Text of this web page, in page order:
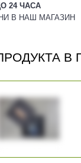
24 ЧАСА
В НАШ МАГАЗИН
В